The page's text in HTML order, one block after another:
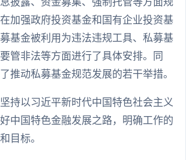
加强政府投资基金和国有企业投资基
基金被利用为违法违规工具、私募基
管非法等方面进行了具体安排。同
推动私募基金规范发展的若干举措。
持以习近平新时代中国特色社会主义
中国特色金融发展之路，明确工作的
目标。